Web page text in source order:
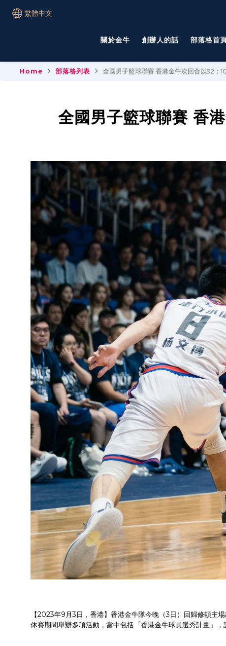
繁體中文
關於金牛 創辦人的話 部落格首
Home 部落格列表 全國男子籃球聯賽 香港金牛次回合以92：
全國男子籃球聯賽 香
【2023年9月3日，香港】香港金牛隊今晚（3日）回歸修頓
休賽期間舉辦多項活動，當中包括「香港金牛球員選秀計畫」，